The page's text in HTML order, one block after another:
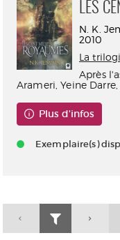
LES
N. K.
2010
La
Après
Arameri, Yeine Darre,
Plus d'infos
Exemplaire(s)